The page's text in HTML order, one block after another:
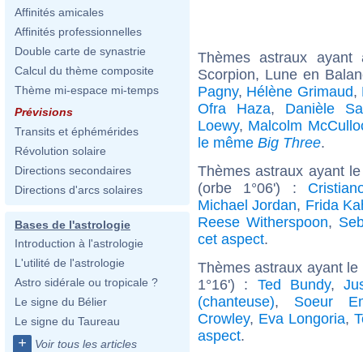
Affinités amicales
Affinités professionnelles
Double carte de synastrie
Calcul du thème composite
Thème mi-espace mi-temps
Prévisions
Transits et éphémérides
Révolution solaire
Directions secondaires
Directions d'arcs solaires
Bases de l'astrologie
Introduction à l'astrologie
L'utilité de l'astrologie
Astro sidérale ou tropicale ?
Le signe du Bélier
Le signe du Taureau
+ Voir tous les articles
Thèmes astraux
Scorpion, Lune en
Pagny, Hélène Grimaud,
Ofra Haza, Danièle
Loewy, Malcolm
le même Big Three.
Thèmes astraux ayant
(orbe 1°06') :
Michael Jordan, Frida
Reese Witherspoon,
cet aspect.
Thèmes astraux ayant
1°16') : Ted Bundy,
(chanteuse), Soeur
Crowley, Eva Longoria,
aspect.